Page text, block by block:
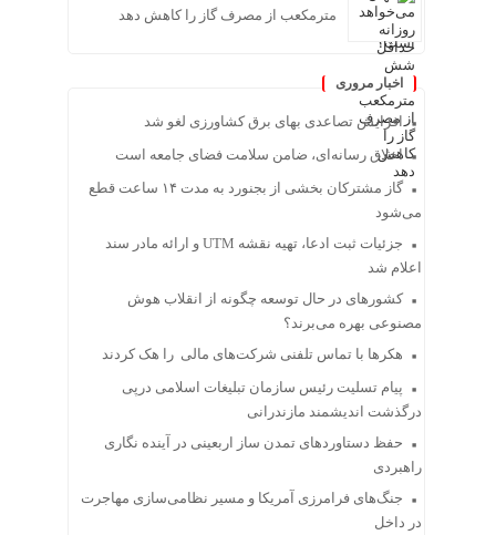
مترمکعب از مصرف گاز را کاهش دهد
اخبار مروری
افزایش تصاعدی بهای برق کشاورزی لغو شد
اخلاق رسانه‌ای، ضامن سلامت فضای جامعه است
گاز مشترکان بخشی از بجنورد به مدت ۱۴ ساعت قطع
می‌شود
جزئیات ثبت ادعا، تهیه نقشه UTM و ارائه مادر سند
اعلام شد
کشورهای در حال توسعه چگونه از انقلاب هوش
مصنوعی بهره می‌برند؟
هکرها با تماس تلفنی شرکت‌های مالی را هک کردند
پیام تسلیت رئیس سازمان تبلیغات اسلامی درپی
درگذشت اندیشمند مازندرانی
حفظ دستاوردهای تمدن ساز اربعینی در آینده نگاری
راهبردی
جنگ‌های فرامرزی آمریکا و مسیر نظامی‌سازی مهاجرت
در داخل